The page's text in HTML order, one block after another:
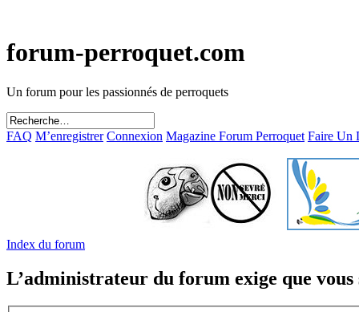
forum-perroquet.com
Un forum pour les passionnés de perroquets
FAQ M’enregistrer Connexion Magazine Forum Perroquet Faire Un
Index du forum
L’administrateur du forum exige que